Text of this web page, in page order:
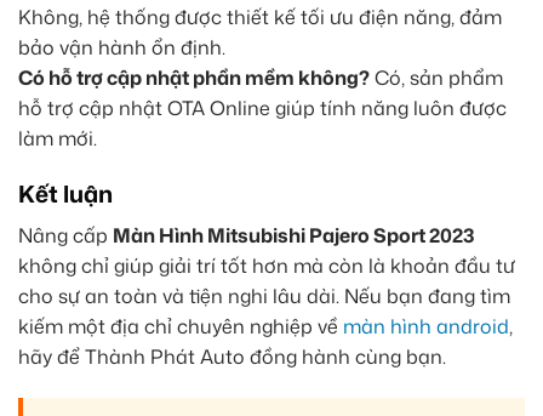
Không, hệ thống được thiết kế tối ưu điện năng, đảm
bảo vận hành ổn định.
Có hỗ trợ cập nhật phần mềm không?Có, sản phẩm
hỗ trợ cập nhật OTA Online giúp tính năng luôn được
làm mới.
Kết luận
Nâng cấp Màn Hình Mitsubishi Pajero Sport 2023
không chỉ giúp giải trí tốt hơn mà còn là khoản đầu tư
cho sự an toàn và tiện nghi lâu dài. Nếu bạn đang tìm
kiếm một địa chỉ chuyên nghiệp về màn hình android,
hãy để Thành Phát Auto đồng hành cùng bạn.